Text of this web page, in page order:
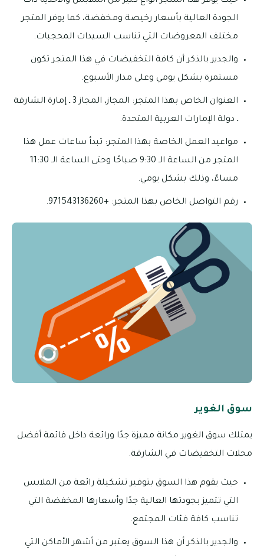
الجودة العالية بأسعار رخيصة ومخفضة، كما يوفر المتجر
مختلف المعروضات التي تناسب السيدات المحجبات.
والجدير بالذكر أن كافة التخفيضات في هذا المتجر تكون
مستمرة بشكل يومي وعلى مدار الأسبوع.
العنوان الخاص بهذا المتجر: المجاز، المجاز 3 ـ إمارة الشارقة
ـ دولة الإمارات العربية المتحدة.
مواعيد العمل الخاصة بهذا المتجر: تبدأ ساعات عمل هذا
المتجر من الساعة الـ 9:30 صباحًا وحتى الساعة الـ 11:30
مساءً، وذلك بشكل يومي.
رقم التواصل الخاص بهذا المتجر: +971543136260.
سوق الغوير
يمتلك سوق الغوير مكانة مميزة جدًا ورائعة داخل قائمة أفضل
محلات التخفيضات في الشارقة.
حيث يقوم هذا السوق بتوفير تشكيلة رائعة من الملابس
التي تتميز بجودتها العالية جدًا وأسعارها المخفضة التي
تناسب كافة فئات المجتمع.
والجدير بالذكر أن هذا السوق يعتبر من أشهر الأماكن التي